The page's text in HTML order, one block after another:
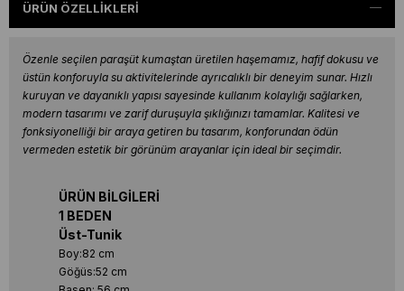
ÜRÜN ÖZELLIKLERI
Özenle seçilen paraşüt kumaştan üretilen haşemamız, hafif dokusu ve
üstün konforuyla su aktivitelerinde ayrıcalıklı bir deneyim sunar. Hızlı
kuruyan ve dayanıklı yapısı sayesinde kullanım kolaylığı sağlarken,
modern tasarımı ve zarif duruşuyla şıklığınızı tamamlar. Kalitesi ve
fonksiyonelliği bir araya getiren bu tasarım, konforundan ödün
vermeden estetik bir görünüm arayanlar için ideal bir seçimdir.
ÜRÜN BİLGİLERİ
1 BEDEN
Üst-Tunik
Boy:82 cm
Göğüs:52 cm